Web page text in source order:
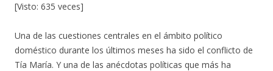
[Visto: 635 veces]
Una de las cuestiones centrales en el ámbito político
doméstico durante los últimos meses ha sido el conflicto de
Tía María. Y una de las anécdotas políticas que más ha